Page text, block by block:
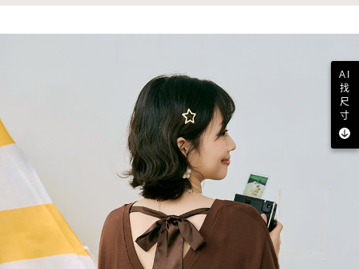
AI
找
尺
寸